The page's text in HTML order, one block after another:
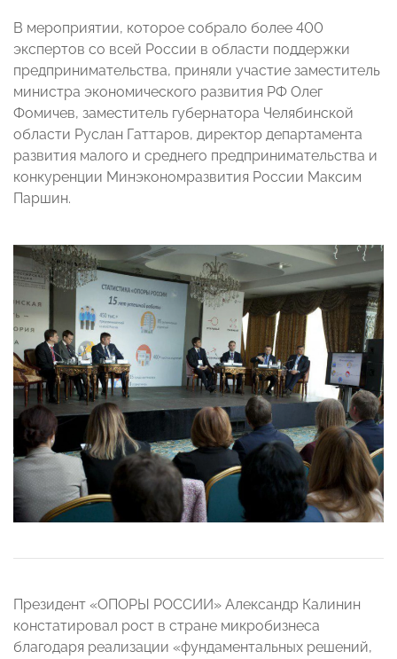
В мероприятии, которое собрало более 400
экспертов со всей России в области поддержки
предпринимательства, приняли участие заместитель
министра экономического развития РФ Олег
Фомичев, заместитель губернатора Челябинской
области Руслан Гаттаров, директор департамента
развития малого и среднего предпринимательства и
конкуренции Минэкономразвития России Максим
Паршин.
Президент «ОПОРЫ РОССИИ» Александр Калинин
констатировал рост в стране микробизнеса
благодаря реализации «фундаментальных решений,